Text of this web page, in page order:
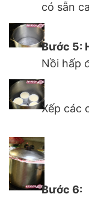
có sẵn
Bước 5:
Nồi hấp
Xếp các
Bước 6: